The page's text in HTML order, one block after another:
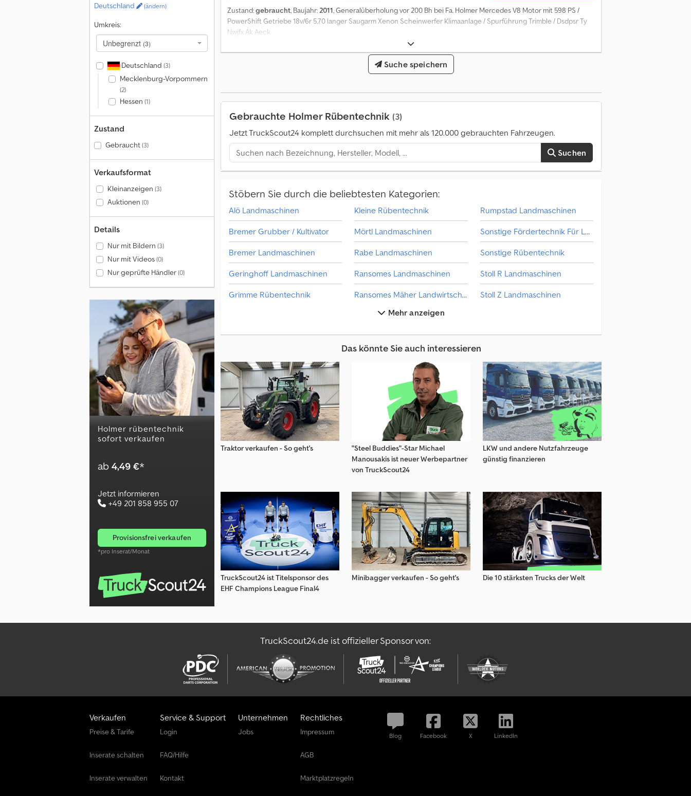
Deutschland
(ändern)
Umkreis:
Unbegrenzt (3)
Deutschland (3)
Mecklenburg-Vorpommern
(2)
Hessen (1)
Zustand
Gebraucht(3)
Verkaufsformat
Kleinanzeigen (3)
Auktionen (0)
Details
Nur mit Bildern (3)
Nur mit Videos(0)
Nur geprüfte Händler(0)
holmer rübentechnik
sofort verkaufen
ab4,49 €*
Jetzt informieren
+49 201 858 955 07
provisionsfrei verkaufen
*pro Inserat/Monat
Zustand:gebraucht, Baujahr:2011, Generalüberholung vor 200 Bh bei Fa. Holmer Mercedes V8 Motor mit 598 PS /
PowerShift Getriebe 18v/6r 5,70 langer Saugarm Xenon Scheinwerfer Klimaanlage / Spurführung Trimble / Dsdpsr Ty
Nwjfx Ak Aeck
Suche speichern
Gebrauchte Holmer Rübentechnik (3)
Jetzt TruckScout24 komplett durchsuchen mit mehr als 120.000 gebrauchten Fahrzeugen.
Suchen
Stöbern Sie durch die beliebtesten Kategorien:
Alö Landmaschinen
Bremer Grubber / Kultivator
Bremer Landmaschinen
Geringhoff Landmaschinen
Grimme Rübentechnik
Holmer Landmaschinen
Häcksler
Kleine Rübentechnik
Mörtl Landmaschinen
Rabe Landmaschinen
Ransomes Landmaschinen
Ransomes Mäher Landwirtschaft
Ropa Kartoffeltechnik
Ropa Landmaschinen
Ropa Sonstige Landmaschinen
Rumpstad Landmaschinen
Sonstige Fördertechnik Für Landwirtschaft
Sonstige Rübentechnik
Stoll R Landmaschinen
Stoll Z Landmaschinen
Vermeer Landmaschinen
Mehr anzeigen
Das könnte Sie auch interessieren
Traktor verkaufen - So geht's
"Steel Buddies"-Star Michael
Manousakis ist neuer Werbepartner
von TruckScout24
LKW und andere Nutzfahrzeuge
günstig finanzieren
TruckScout24 ist Titelsponsor des
EHF Champions League Final4
Minibagger verkaufen - So geht's Die 10 stärksten Trucks der Welt
TruckScout24.de ist offizieller Sponsor von:
Verkaufen
Preise & Tarife
Inserate schalten
Inserate verwalten
Service & Support
Login
FAQ/Hilfe
Kontakt
Unternehmen
Jobs
Rechtliches
Impressum
AGB
Marktplatzregeln
Blog Facebook X LinkedIn